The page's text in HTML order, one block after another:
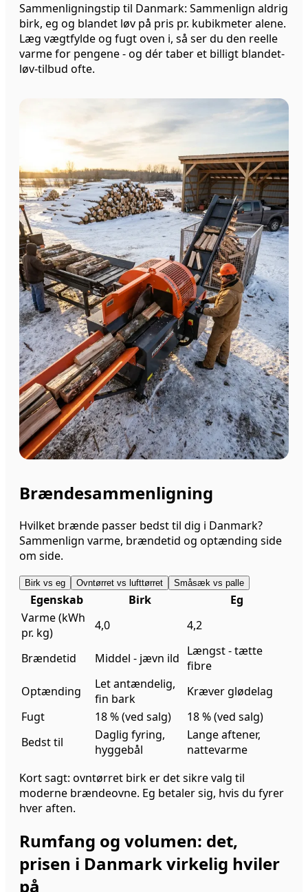
Sammenligningstip til Danmark: Sammenlign aldrig
birk, eg og blandet løv på pris pr. kubikmeter alene.
Læg vægtfylde og fugt oven i, så ser du den reelle
varme for pengene - og dér taber et billigt blandet-
løv-tilbud ofte.
Brændesammenligning
Hvilket brænde passer bedst til dig i Danmark?
Sammenlign varme, brændetid og optænding side
om side.
Birk vs eg Ovntørret vs lufttørret Småsæk vs palle
Egenskab Birk
Eg
Varme (kWh
pr. kg)
4,0 4,2
Brændetid Middel - jævn ild Længst - tætte
fibre
Optænding
Let antændelig,
fin bark
Kræver glødelag
Fugt
18 % (ved salg)
18 % (ved salg)
Bedst til
Daglig fyring,
hyggebål
Lange aftener,
nattevarme
Kort sagt: ovntørret birk er det sikre valg til
moderne brændeovne. Eg betaler sig, hvis du fyrer
hver aften.
Rumfang og volumen: det,
prisen i Danmark virkelig hviler
på